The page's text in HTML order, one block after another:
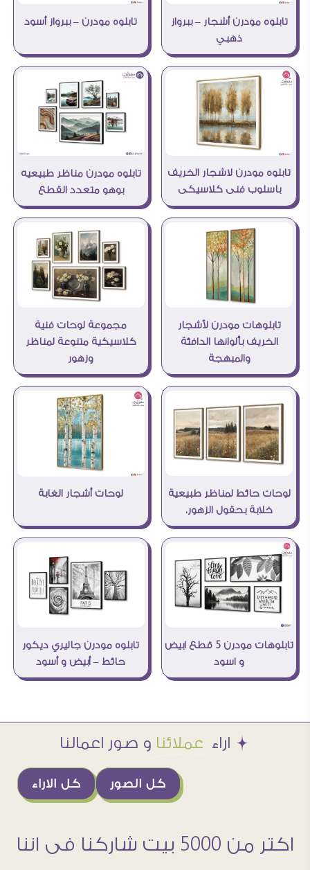
تابلوه مودرن أشجار – ببرواز
ذهبي
تابلوه مودرن – ببرواز أسود
تابلوه مودرن لاشجار الخريف
باسلوب فنى كلاسيكى
تابلوه مودرن مناظر طبيعيه
بوهو متعدد القطع
تابلوهات مودرن لأشجار
الخريف بألوانها الدافئة
والمبهجة
مجموعة لوحات فنية
كلاسيكية متنوعة لمناظر
وزهور
لوحات حائط لمناظر طبيعية
خلابة بحقول الزهور.
لوحات أشجار الغابة
تابلوهات مودرن 5 قطع ابيض
و اسود
تابلوه مودرن جاليري ديكور
حائط – أبيض و أسود
Æ اراء عملائنا و صور اعمالنا
كل الاراء كل الصور
اكتر من 5000 بيت شاركنا فى اننا